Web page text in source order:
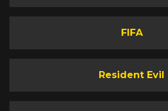
FIFA
Resident Evil